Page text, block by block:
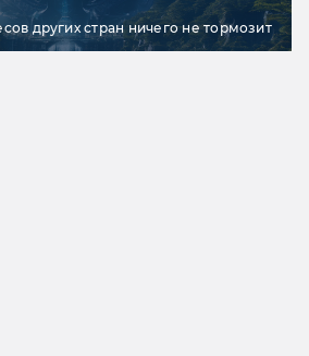
других стран ничего не тормозит